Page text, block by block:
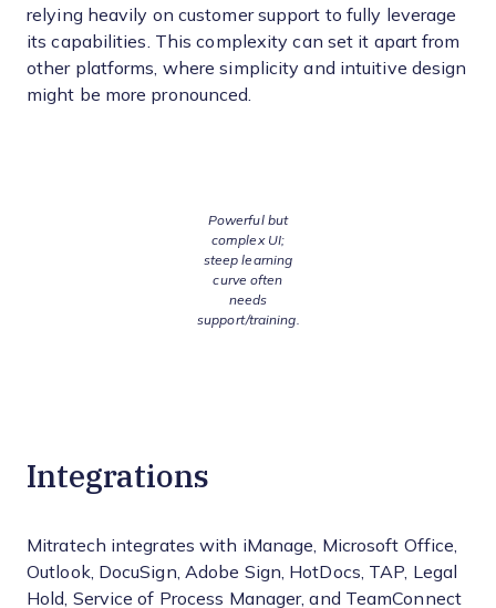
relying heavily on customer support to fully leverage
its capabilities. This complexity can set it apart from
other platforms, where simplicity and intuitive design
might be more pronounced.
Powerful but
complex UI;
steep learning
curve often
needs
support/training.
Integrations
Mitratech integrates with iManage, Microsoft Office,
Outlook, DocuSign, Adobe Sign, HotDocs, TAP, Legal
Hold, Service of Process Manager, and TeamConnect